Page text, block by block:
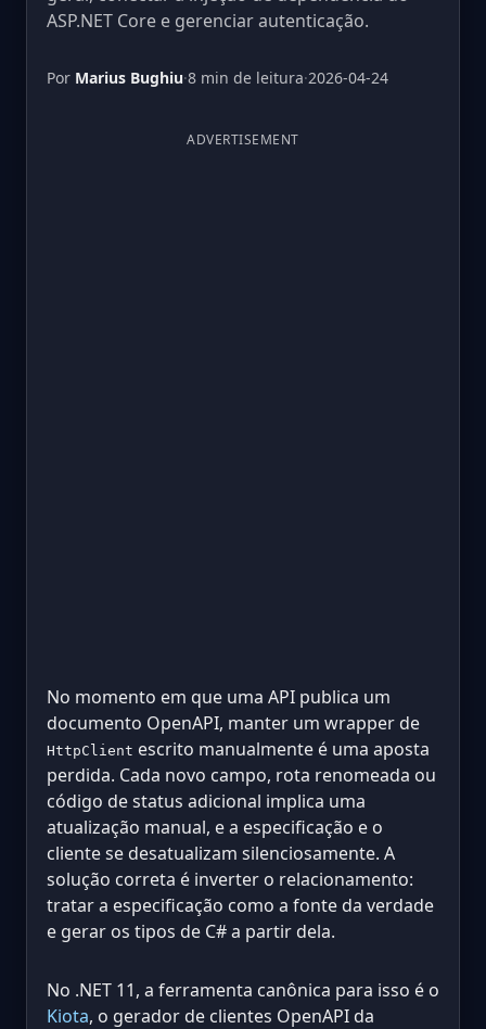
ASP.NET Core e gerenciar autenticação.
Por Marius Bughiu·8 min de leitura·2026-04-24
ADVERTISEMENT
No momento em que uma API publica um
documento OpenAPI, manter um wrapper de
HttpClient escrito manualmente é uma aposta
perdida. Cada novo campo, rota renomeada ou
código de status adicional implica uma
atualização manual, e a especificação e o
cliente se desatualizam silenciosamente. A
solução correta é inverter o relacionamento:
tratar a especificação como a fonte da verdade
e gerar os tipos de C# a partir dela.
No .NET 11, a ferramenta canônica para isso é o
Kiota, o gerador de clientes OpenAPI da